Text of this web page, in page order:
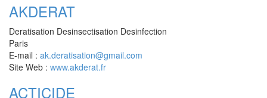
AKDERAT
Deratisation Desinsectisation Desinfection
Paris
E-mail : ak.deratisation@gmail.com
Site Web : www.akderat.fr
ACTICIDE